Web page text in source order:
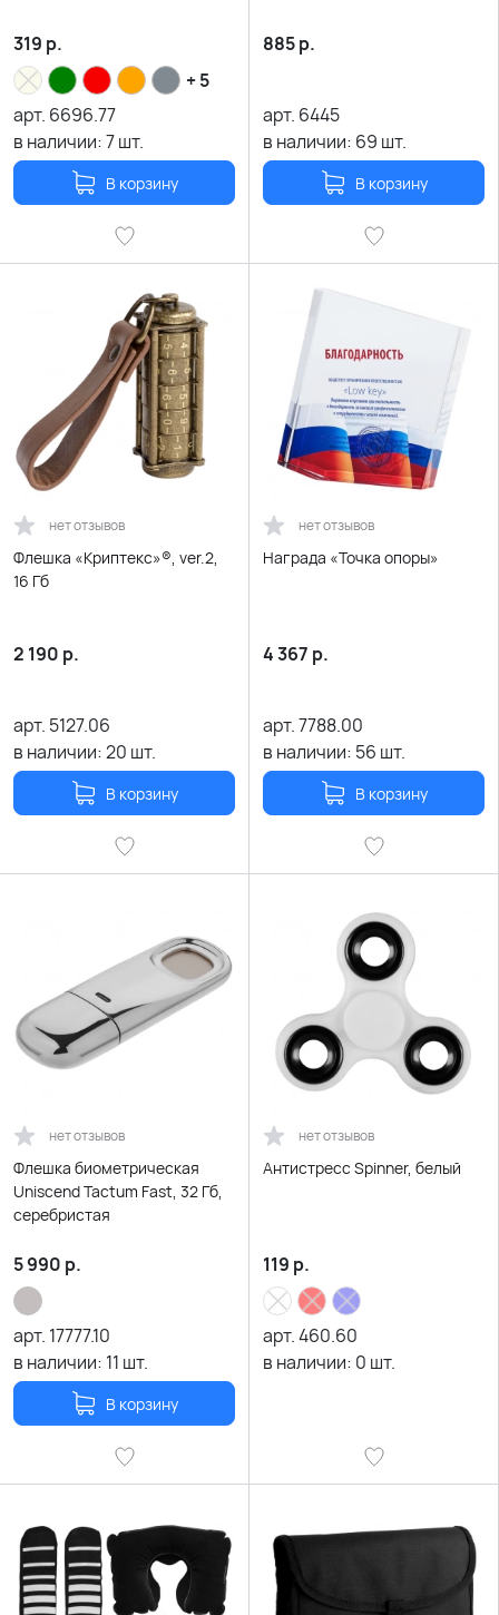
319 р.
+ 5
арт. 6696.77
в наличии:7шт.
В корзину
885р.
арт. 6445
в наличии: 69 шт.
В корзину
нет отзывов
Флешка «Криптекс»®, ver.2,
16 Гб
2 190 р.
арт. 5127.06
в наличии:20 шт.
В корзину
нет отзывов
Награда «Точка опоры»
4 367 р.
арт.7788.00
в наличии: 56 шт.
В корзину
нет отзывов
Флешка биометрическая
Uniscend Tactum Fast, 32 Гб,
серебристая
5 990 р.
арт. 17777.10
в наличии: 11 шт.
В корзину
нет отзывов
Антистресс Spinner, белый
119 р.
арт.460.60
в наличии: 0 шт.